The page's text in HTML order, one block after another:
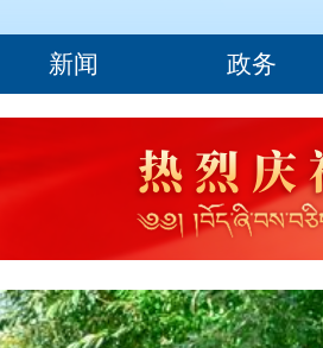
新闻 政务